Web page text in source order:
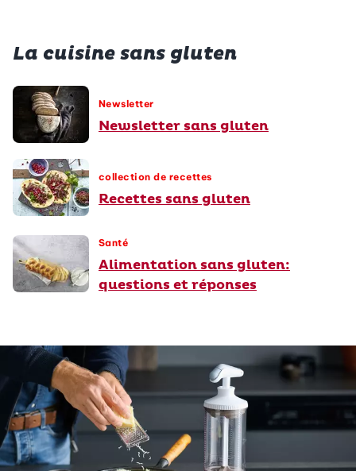
La cuisine sans gluten
Newsletter
Newsletter sans gluten
collection de recettes
Recettes sans gluten
Santé
Alimentation sans gluten:
questions et réponses